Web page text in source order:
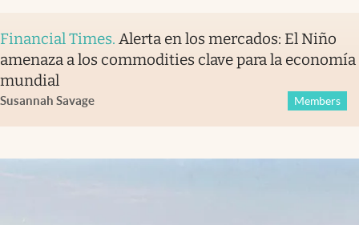
Financial Times. Alerta en los mercados: El Niño
amenaza a los commodities clave para la economía
mundial
Susannah Savage Members